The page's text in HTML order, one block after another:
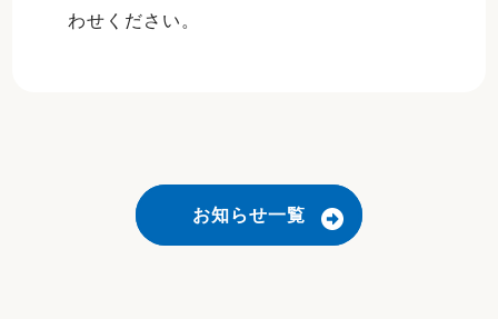
わせください。
お知らせ一覧